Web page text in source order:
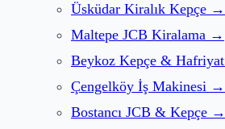
Üsküdar Kiralık Kepçe →
Maltepe JCB Kiralama →
Beykoz Kepçe & Hafriyat
Çengelköy İş Makinesi →
Bostancı JCB & Kepçe →